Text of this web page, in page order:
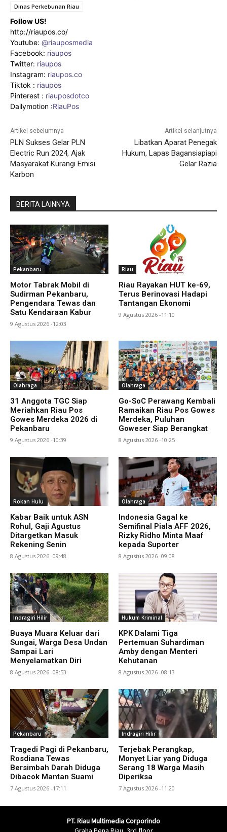
Dinas Perkebunan Riau
Follow US!
http://riaupos.co/
Youtube: @riauposmedia
Facebook: riaupos
Twitter: riaupos
Instagram: riaupos.co
Tiktok : riaupos
Pinterest : riauposdotco
Dailymotion :RiauPos
Artikel sebelumnya
PLN Sukses Gelar PLN
Electric Run 2024, Ajak
Masyarakat Kurangi Emisi
Karbon
Artikel selanjutnya
Libatkan Aparat Penegak
Hukum, Lapas Bagansiapiapi
Gelar Razia
BERITA LAINNYA
Pekanbaru
Motor Tabrak Mobil di
Sudirman Pekanbaru,
Pengendara Tewas dan
Satu Kendaraan Kabur
9 Agustus 2026 -12:03
Riau
Riau Rayakan HUT ke-69,
Terus Berinovasi Hadapi
Tantangan Ekonomi
9 Agustus 2026 -11:10
Olahraga
31 Anggota TGC Siap
Meriahkan Riau Pos
Gowes Merdeka 2026 di
Pekanbaru
9 Agustus 2026 -10:39
Olahraga
Go-SoC Perawang Kembali
Ramaikan Riau Pos Gowes
Merdeka, Puluhan
Goweser Siap Berangkat
8 Agustus 2026 -10:25
Rokan Hulu
Kabar Baik untuk ASN
Rohul, Gaji Agustus
Ditargetkan Masuk
Rekening Senin
8 Agustus 2026 -09:48
Olahraga
Indonesia Gagal ke
Semifinal Piala AFF 2026,
Rizky Ridho Minta Maaf
kepada Suporter
8 Agustus 2026 -09:08
Indragiri Hilir
Buaya Muara Keluar dari
Sungai, Warga Desa Undan
Sampai Lari
Menyelamatkan Diri
8 Agustus 2026 -08:53
Hukum Kriminal
KPK Dalami Tiga
Pertemuan Suhardiman
Amby dengan Menteri
Kehutanan
8 Agustus 2026 -08:13
Pekanbaru
Tragedi Pagi di Pekanbaru,
Rosdiana Tewas
Bersimbah Darah Diduga
Dibacok Mantan Suami
7 Agustus 2026 -17:11
Indragiri Hilir
Terjebak Perangkap,
Monyet Liar yang Diduga
Serang 18 Warga Masih
Diperiksa
7 Agustus 2026 -11:20
PT. Riau Multimedia Corporindo